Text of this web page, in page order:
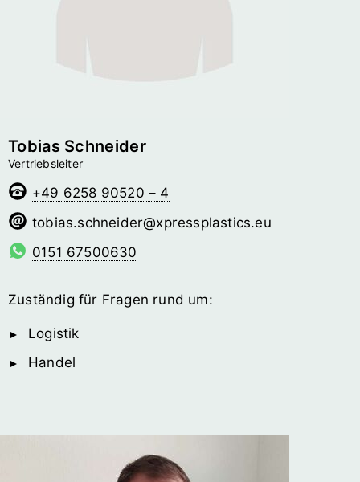
Tobias Schneider
Vertriebsleiter
+49 6258 90520 – 4
redienhcs.saibot@­xpressplastics.eu
0151 67500630
Zuständig für Fragen rund um:
Logistik
Handel